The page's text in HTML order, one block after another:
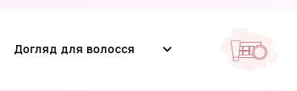
Догляд для волосся